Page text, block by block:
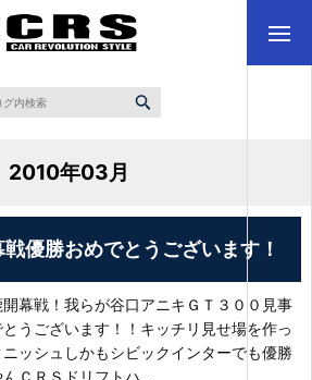
2010年03月
優勝おめでとうございます！
幕戦！我らが谷口アニキＧＴ３００見事
うございます！！キッチリ見せ場を作っ
ッシュしかもシビックインターでも優勝